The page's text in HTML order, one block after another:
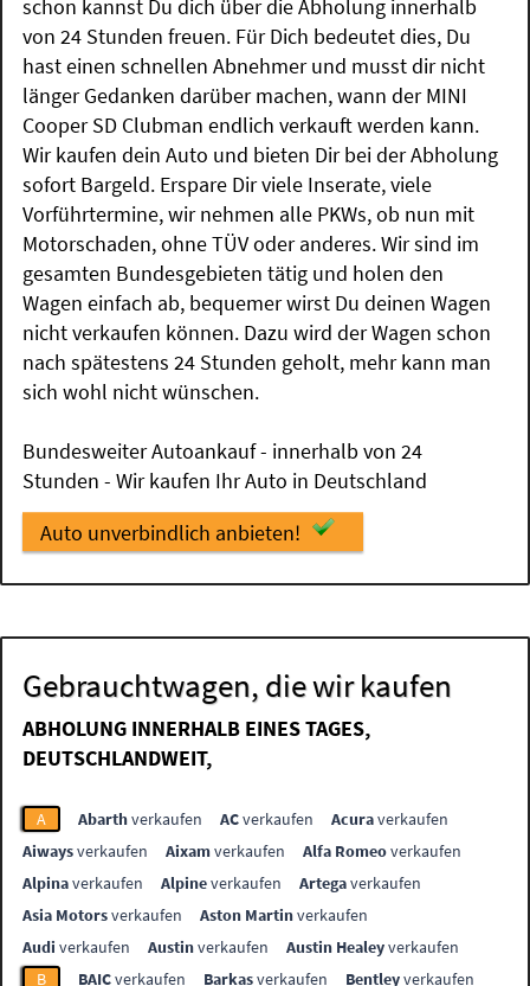
schon kannst Du dich über die Abholung innerhalb
von 24 Stunden freuen. Für Dich bedeutet dies, Du
hast einen schnellen Abnehmer und musst dir nicht
länger Gedanken darüber machen, wann der MINI
Cooper SD Clubman endlich verkauft werden kann.
Wir kaufen dein Auto und bieten Dir bei der Abholung
sofort Bargeld. Erspare Dir viele Inserate, viele
Vorführtermine, wir nehmen alle PKWs, ob nun mit
Motorschaden, ohne TÜV oder anderes. Wir sind im
gesamten Bundesgebieten tätig und holen den
Wagen einfach ab, bequemer wirst Du deinen Wagen
nicht verkaufen können. Dazu wird der Wagen schon
nach spätestens 24 Stunden geholt, mehr kann man
sich wohl nicht wünschen.
Bundesweiter Autoankauf - innerhalb von 24
Stunden - Wir kaufen Ihr Auto in Deutschland
Auto unverbindlich anbieten!
Gebrauchtwagen, die wir kaufen
ABHOLUNG INNERHALB EINES TAGES,
DEUTSCHLANDWEIT,
A Abarthverkaufen ACverkaufen Acuraverkaufen
Aiwaysverkaufen Aixamverkaufen Alfa Romeoverkaufen
Alpinaverkaufen Alpineverkaufen Artegaverkaufen
Asia Motorsverkaufen Aston Martinverkaufen
Audi verkaufen Austinverkaufen Austin Healeyverkaufen
B
BAICverkaufen Barkasverkaufen Bentleyverkaufen